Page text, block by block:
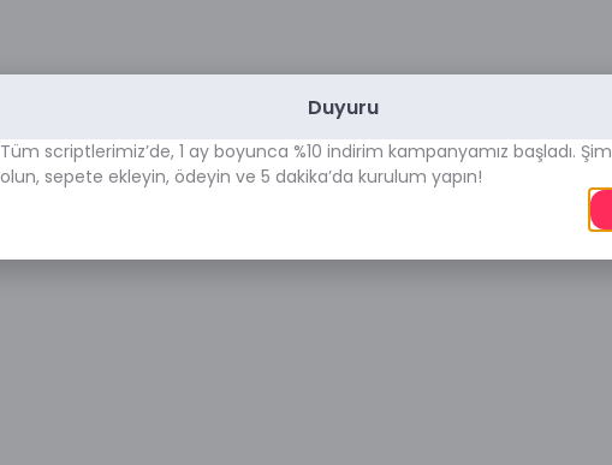
Duyuru
Tüm scriptlerimiz’de, 1 ay boyunca %10 indirim kampanyamız başladı.
olun, sepete ekleyin, ödeyin ve 5 dakika’da kurulum yapın!